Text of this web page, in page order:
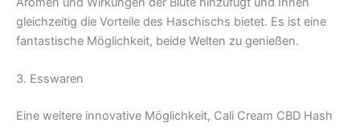
gleichzeitig die Vorteile des Haschischs bietet. Es ist eine
fantastische Möglichkeit, beide Welten zu genießen.
3. Esswaren
Eine weitere innovative Möglichkeit, Cali Cream CBD Hash